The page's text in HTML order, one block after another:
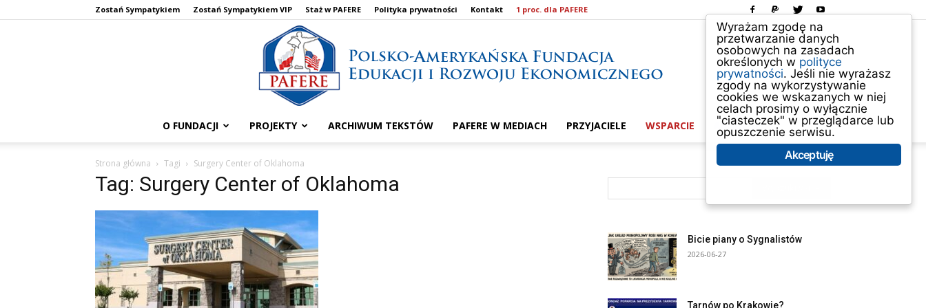
Zostań Sympatykiem Zostań Sympatykiem VIP Staż w PAFERE Polityka prywatności Kontakt 1 proc. dla PAFERE
O FUNDACJI PROJEKTY ARCHIWUM TEKSTÓW PAFERE W MEDIACH PRZYJACIELE WSPARCIE ABOUT US
Strona główna Tagi Surgery Center of Oklahoma
Tag: Surgery Center of Oklahoma
Bicie piany o Sygnalistów
2026-06-27
Tarnów po Krakowie?
Wyrażam zgodę na
przetwarzanie danych
osobowych na zasadach
określonych w polityce
prywatności. Jeśli nie wyrażasz
zgody na wykorzystywanie
cookies we wskazanych w niej
celach prosimy o wyłącznie
"ciasteczek" w przeglądarce lub
opuszczenie serwisu.
Akceptuję